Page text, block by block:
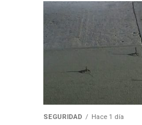
SEGURIDAD Hace 1 día